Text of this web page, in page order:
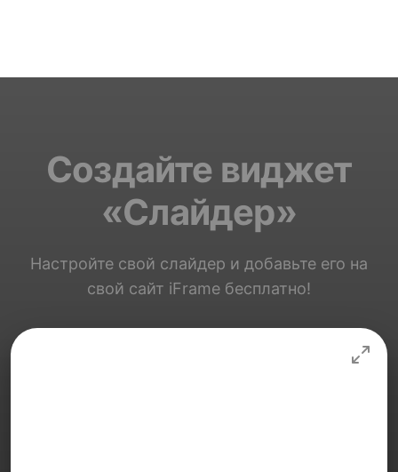
Создайте виджет
«Слайдер»
Настройте свой слайдер и добавьте его на
свой сайт iFrame бесплатно!